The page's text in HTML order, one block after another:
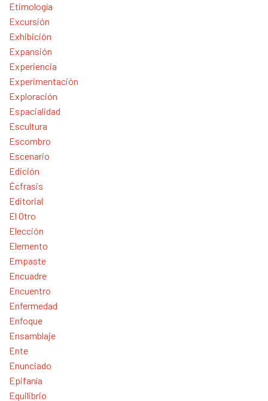
Etimología
Excursión
Exhibición
Expansión
Experiencia
Experimentación
Exploración
Espacialidad
Escultura
Escombro
Escenario
Edición
Écfrasis
Editorial
El Otro
Elección
Elemento
Empaste
Encuadre
Encuentro
Enfermedad
Enfoque
Ensamblaje
Ente
Enunciado
Epifanía
Equilibrio